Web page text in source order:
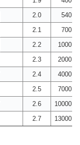
2.0
540
2.1
700
2.2
1000
2.3
2000
2.4
4000
2.5
7000
2.6
10000
2.7 13000